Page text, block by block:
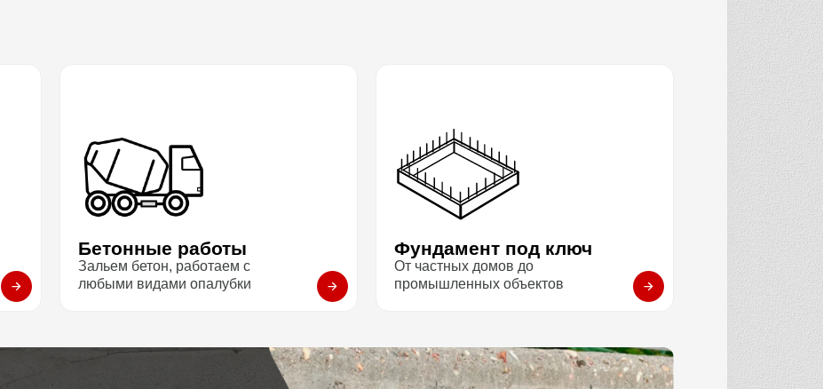
Бетонные работы
Зальем бетон, работаем с
любыми видами опалубки
Фундамент под ключ
От частных домов до
промышленных объектов